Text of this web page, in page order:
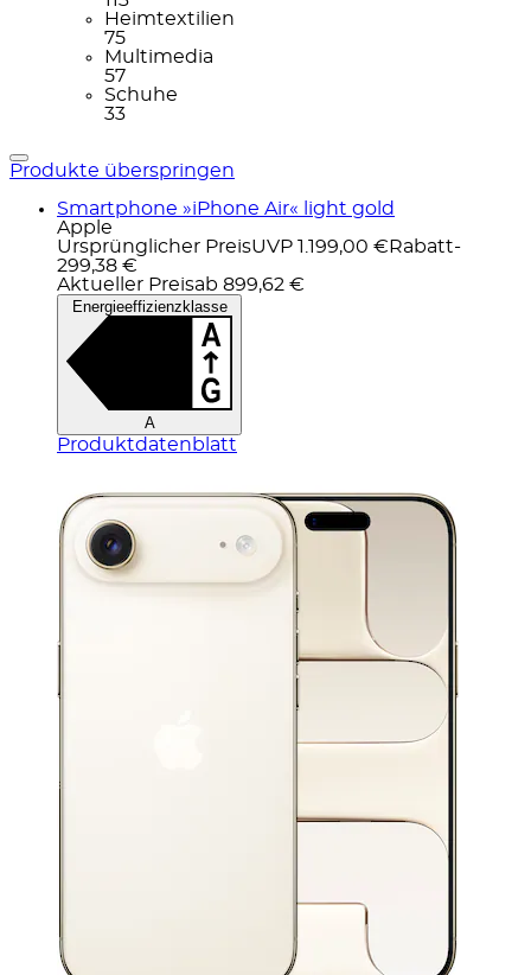
Heimtextilien
75
Multimedia
57
Schuhe
33
Produkte überspringen
Smartphone »iPhone Air« light gold
Apple
Ursprünglicher PreisUVP 1.199,00 € Rabatt-
299,38 €
Aktueller Preisab 899,62 €
Energieeffizienzklasse
A
Produktdatenblatt